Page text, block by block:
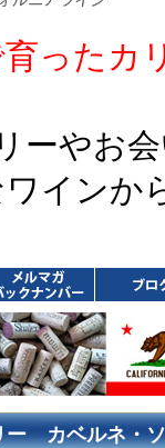
ったカ
ーやお
インか
ー カベルネ・